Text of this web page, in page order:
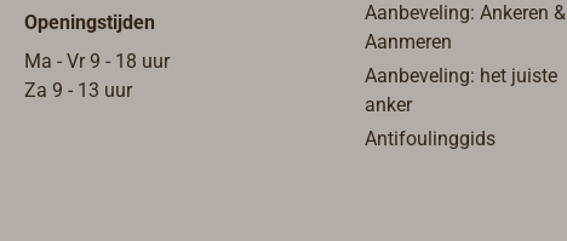
Openingstijden
Ma - Vr 9 - 18 uur
Za 9 - 13 uur
Aanbeveling: Ankeren &
Aanmeren
Aanbeveling: het juiste
anker
Antifoulinggids